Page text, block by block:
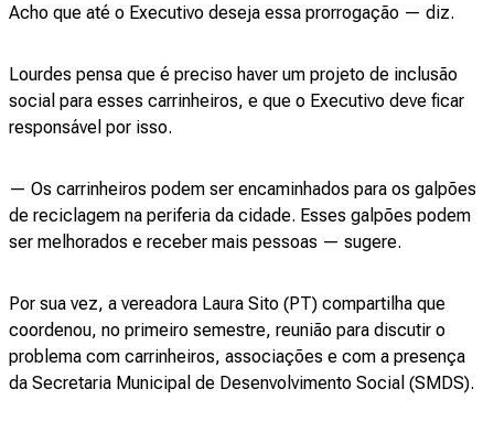
Acho que até o Executivo deseja essa prorrogação — diz.
Lourdes pensa que é preciso haver um projeto de inclusão
social para esses carrinheiros, e que o Executivo deve ficar
responsável por isso.
— Os carrinheiros podem ser encaminhados para os galpões
de reciclagem na periferia da cidade. Esses galpões podem
ser melhorados e receber mais pessoas — sugere.
Por sua vez, a vereadora Laura Sito (PT) compartilha que
coordenou, no primeiro semestre, reunião para discutir o
problema com carrinheiros, associações e com a presença
da Secretaria Municipal de Desenvolvimento Social (SMDS).